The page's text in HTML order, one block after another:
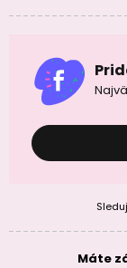
Máte